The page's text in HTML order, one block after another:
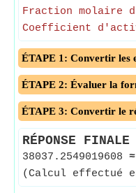
Fraction molaire
Coefficient
ÉTAPE 1: Convertir les
ÉTAPE 2: Évaluer la
ÉTAPE 3: Convertir le
RÉPONSE FINALE
38037.2549019608 ≈
(Calcul effectué